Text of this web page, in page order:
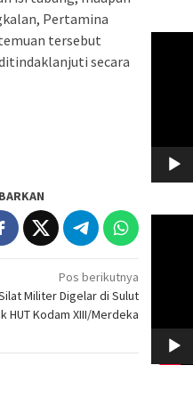
Pertamina
tersebut
secara
Pos berikutnya
Militer Digelar di Sulut
HUT Kodam XIII/Merdeka